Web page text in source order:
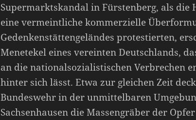
Supermarktskandal in Fürstenberg, als die
eine vermeintliche kommerzielle
Gedenkenstättengeländes protestierten,
Menetekel eines vereinten Deutschlands,
an die nationalsozialistischen Verbrechen
hinter sich lässt. Etwa zur gleichen Zeit
Bundeswehr in der unmittelbaren
Sachsenhausen die Massengräber der